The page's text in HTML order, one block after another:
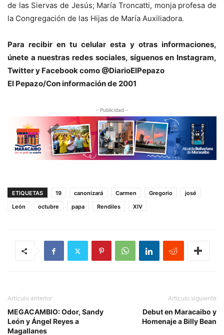
de las Siervas de Jesús; María Troncatti, monja profesa de
la Congregación de las Hijas de María Auxiliadora.
Para recibir en tu celular esta y otras informaciones,
únete a nuestras redes sociales, síguenos en Instagram,
Twitter y Facebook como @DiarioElPepazo
El Pepazo/Con información de 2001
- Publicidad -
ETIQUETAS 19 canonizará Carmen Gregorio
josé
León
octubre papa Rendiles XIV
Artículo anterior
MEGACAMBIO: Odor, Sandy
León y Ángel Reyes a
Magallanes
Artículo siguiente
Debut en Maracaibo y
Homenaje a Billy Bean